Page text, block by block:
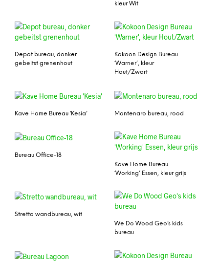
kleur Wit
Depot bureau, donker
gebeitst grenenhout
Kokoon Design Bureau
‘Warner’, kleur
Hout/Zwart
Kave Home Bureau ‘Kesia’ Montenaro bureau, rood
Bureau Office-18
Kave Home Bureau
‘Working’ Essen, kleur grijs
Stretto wandbureau, wit
We Do Wood Geo’s kids
bureau